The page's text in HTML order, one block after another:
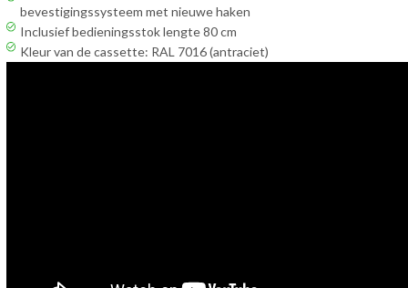
bevestigingssysteem met nieuwe haken
Inclusief bedieningsstok lengte 80 cm
Kleur van de cassette: RAL 7016 (antraciet)